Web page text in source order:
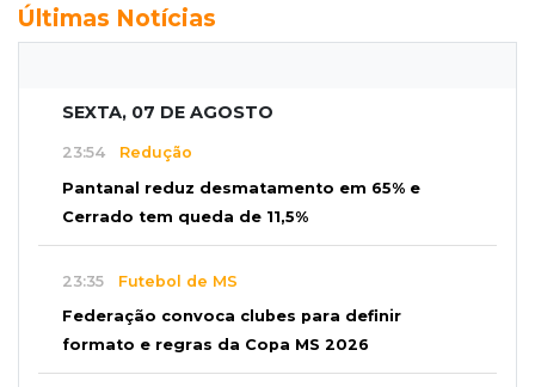
Últimas Notícias
SEXTA, 07 DE AGOSTO
23:54 Redução
Pantanal reduz desmatamento em 65% e
Cerrado tem queda de 11,5%
23:35 Futebol de MS
Federação convoca clubes para definir
formato e regras da Copa MS 2026